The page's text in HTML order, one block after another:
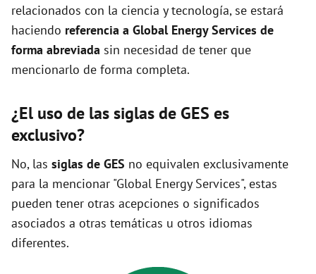
relacionados con la ciencia y tecnología, se estará
haciendo referencia a Global Energy Services de
forma abreviada sin necesidad de tener que
mencionarlo de forma completa.
¿El uso de las siglas de GES es
exclusivo?
No, las siglas de GES no equivalen exclusivamente
para la mencionar "Global Energy Services", estas
pueden tener otras acepciones o significados
asociados a otras temáticas u otros idiomas
diferentes.